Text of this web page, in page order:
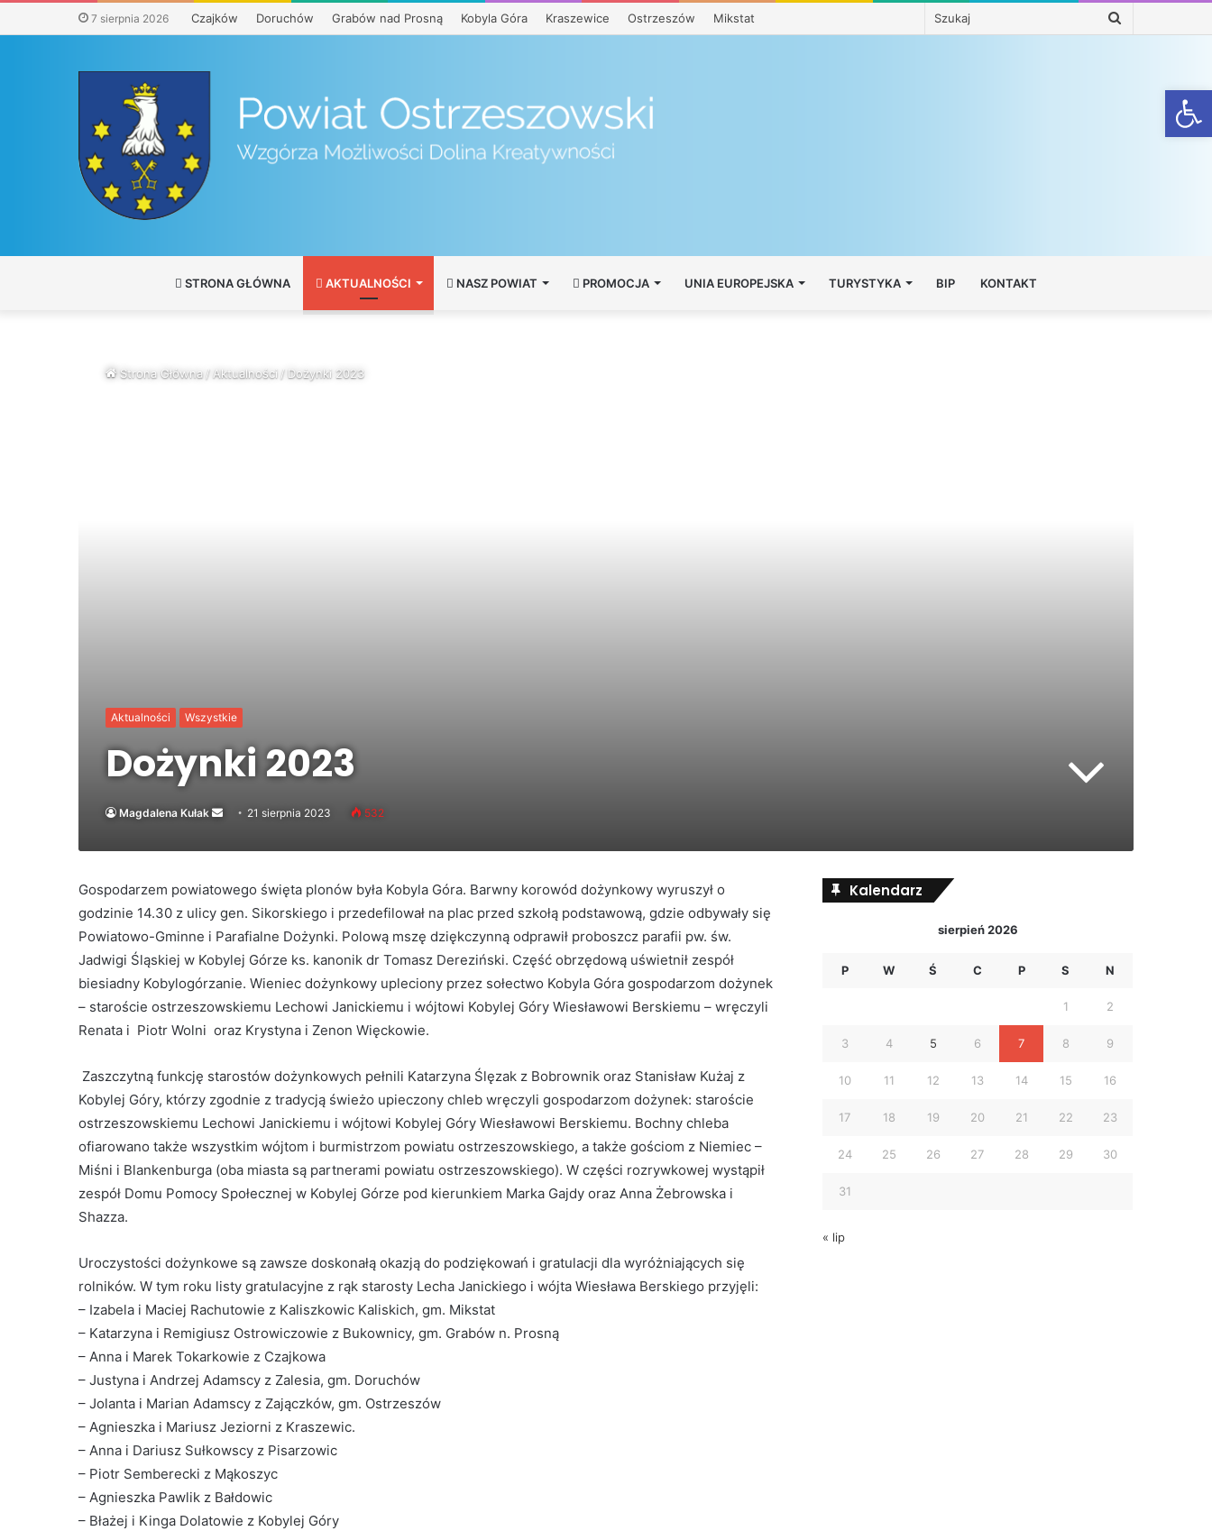
7 sierpnia 2026 Czajków Doruchów Grabów nad Prosną Kobyla Góra Kraszewice Ostrzeszów Mikstat
STRONA GŁÓWNA AKTUALNOŚCI NASZ POWIAT PROMOCJA UNIA EUROPEJSKA TURYSTYKA BIP KONTAKT
Strona Główna/ Aktualności/Dożynki 2023
Aktualności Wszystkie
Dożynki 2023
Magdalena Kułak
Send
email
21 sierpnia 2023 532
Gospodarzem powiatowego święta plonów była Kobyla Góra. Barwny korowód dożynkowy wyruszył o
godzinie 14.30 z ulicy gen. Sikorskiego i przedefilował na plac przed szkołą podstawową, gdzie odbywały się
Powiatowo-Gminne i Parafialne Dożynki. Polową mszę dziękczynną odprawił proboszcz parafii pw. św.
Jadwigi Śląskiej w Kobylej Górze ks. kanonik dr Tomasz Dereziński. Część obrzędową uświetnił zespół
biesiadny Kobylogórzanie. Wieniec dożynkowy upleciony przez sołectwo Kobyla Góra gospodarzom dożynek
– staroście ostrzeszowskiemu Lechowi Janickiemu i wójtowi Kobylej Góry Wiesławowi Berskiemu – wręczyli
Renata i Piotr Wolni oraz Krystyna i Zenon Więckowie.
Zaszczytną funkcję starostów dożynkowych pełnili Katarzyna Ślęzak z Bobrownik oraz Stanisław Kużaj z
Kobylej Góry, którzy zgodnie z tradycją świeżo upieczony chleb wręczyli gospodarzom dożynek: staroście
ostrzeszowskiemu Lechowi Janickiemu i wójtowi Kobylej Góry Wiesławowi Berskiemu. Bochny chleba
ofiarowano także wszystkim wójtom i burmistrzom powiatu ostrzeszowskiego, a także gościom z Niemiec –
Miśni i Blankenburga (oba miasta są partnerami powiatu ostrzeszowskiego). W części rozrywkowej wystąpił
zespół Domu Pomocy Społecznej w Kobylej Górze pod kierunkiem Marka Gajdy oraz Anna Żebrowska i
Shazza.
Uroczystości dożynkowe są zawsze doskonałą okazją do podziękowań i gratulacji dla wyróżniających się
rolników. W tym roku listy gratulacyjne z rąk starosty Lecha Janickiego i wójta Wiesława Berskiego przyjęli:
– Izabela i Maciej Rachutowie z Kaliszkowic Kaliskich, gm. Mikstat
– Katarzyna i Remigiusz Ostrowiczowie z Bukownicy, gm. Grabów n. Prosną
– Anna i Marek Tokarkowie z Czajkowa
– Justyna i Andrzej Adamscy z Zalesia, gm. Doruchów
– Jolanta i Marian Adamscy z Zajączków, gm. Ostrzeszów
– Agnieszka i Mariusz Jeziorni z Kraszewic.
– Anna i Dariusz Sułkowscy z Pisarzowic
– Piotr Semberecki z Mąkoszyc
– Agnieszka Pawlik z Bałdowic
– Błażej i Kinga Dolatowie z Kobylej Góry
Kalendarz
sierpień 2026
P W Ś C P S N
1 2
3 4 5 6 7 8 9
10 11 12 13 14 15 16
17 18 19 20 21 22 23
24 25 26 27 28 29 30
31
« lip